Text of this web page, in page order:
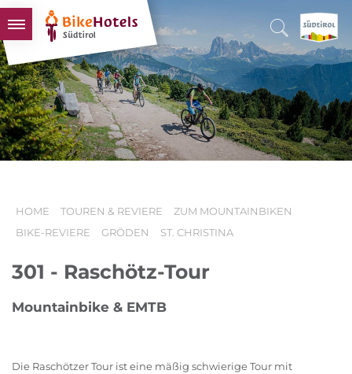
BIKEHOTELS
HOTELS & PAKETE
TOUREN & REVIERE
SÜDTIROL & WIR
HOME TOUREN & REVIERE
ZUM MOUNTAINBIKEN
BIKE-REVIERE
GRÖDEN ST. CHRISTINA
301 - Raschötz-Tour
Mountainbike & EMTB
Die Raschötzer Tour ist eine mäßig schwierige Tour mit